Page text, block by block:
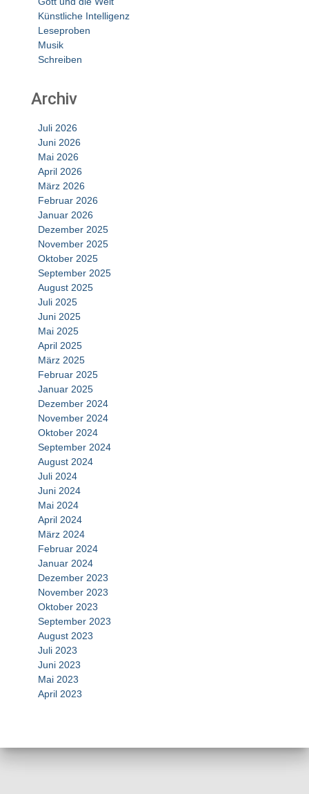
Künstliche Intelligenz
Leseproben
Musik
Schreiben
Archiv
Juli 2026
Juni 2026
Mai 2026
April 2026
März 2026
Februar 2026
Januar 2026
Dezember 2025
November 2025
Oktober 2025
September 2025
August 2025
Juli 2025
Juni 2025
Mai 2025
April 2025
März 2025
Februar 2025
Januar 2025
Dezember 2024
November 2024
Oktober 2024
September 2024
August 2024
Juli 2024
Juni 2024
Mai 2024
April 2024
März 2024
Februar 2024
Januar 2024
Dezember 2023
November 2023
Oktober 2023
September 2023
August 2023
Juli 2023
Juni 2023
Mai 2023
April 2023